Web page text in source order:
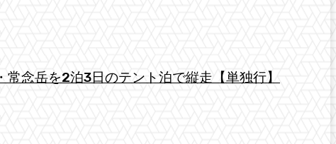
常念岳を2泊3日のテント泊で縦走【単独行】